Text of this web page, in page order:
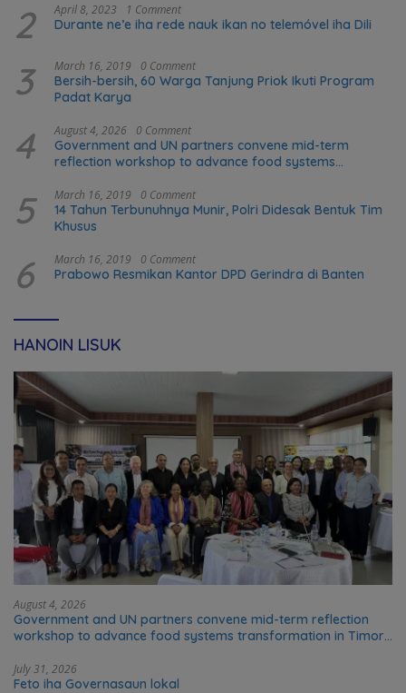
2 April 8, 2023 1 Comment
Durante ne’e iha rede nauk ikan no telemóvel iha Dili
3 March 16, 2019 0 Comment
Bersih-bersih, 60 Warga Tanjung Priok Ikuti Program
Padat Karya
4 August 4, 2026 0 Comment
Government and UN partners convene mid-term
reflection workshop to advance food systems
5 March 16, 2019 0 Comment
14 Tahun Terbunuhnya Munir, Polri Didesak Bentuk Tim
Khusus
6 March 16, 2019 0 Comment
Prabowo Resmikan Kantor DPD Gerindra di Banten
HANOIN LISUK
August 4, 2026
Government and UN partners convene mid-term reflection
workshop to advance food systems transformation in Timor-
July 31, 2026
Feto iha Governasaun lokal